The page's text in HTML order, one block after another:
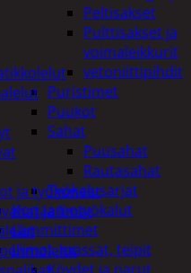
Peltisakset
Pulttisakset ja
voimaleikkurit
vetoniittipihdit
Puristimet
Puukot
Sahat
Puusahat
Rautasahat
Työkalusarjat
Korjaamotyökalut
Lämmittimet
Liimat, massat, teipit
ja työkoneet
ja limat